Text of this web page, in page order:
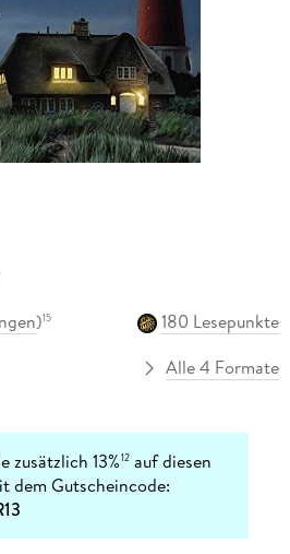
)15
180 Lesepunkte
Alle 4 Formate
zusätzlich 13%12 auf diesen
dem Gutscheincode: